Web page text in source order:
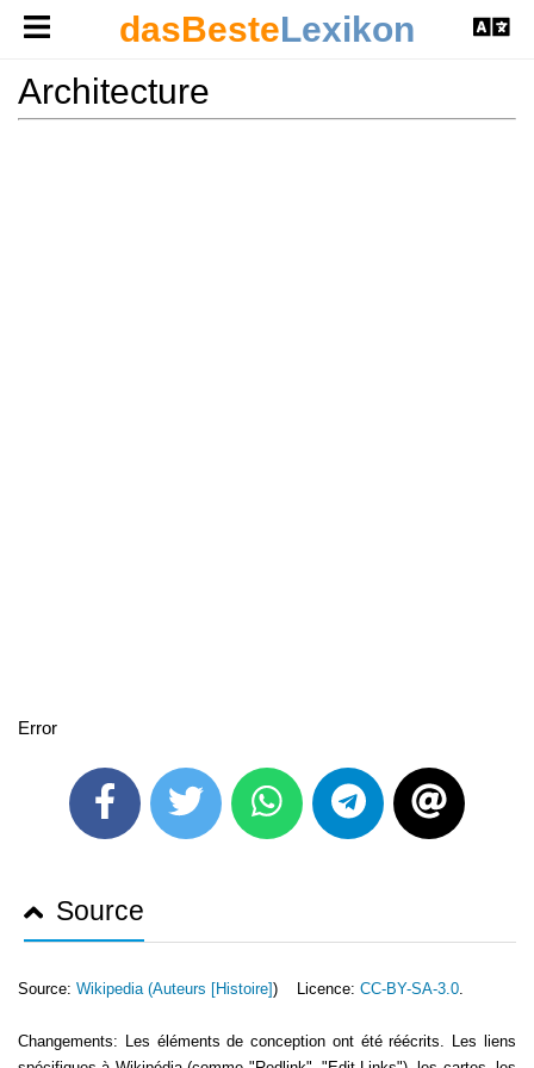
dasBesteLexikon
Architecture
Error
Source
Source: Wikipedia (Auteurs [Histoire]) Licence: CC-BY-SA-3.0.
Changements: Les éléments de conception ont été réécrits. Les liens